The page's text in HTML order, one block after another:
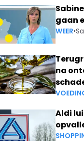
gaan
WEER•
na
Aldi